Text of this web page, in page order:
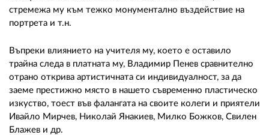
стремежа му към тежко монументално въздействие на
портрета и т.н.
Въпреки влиянието на учителя му, което е оставило
трайна следа в платната му, Владимир Пенев сравнително
отрано открива артистичната си индивидуалност, за да
заеме престижно място в нашето съвременно пластическо
изкуство, тоест във фалангата на своите колеги и приятели
Ивайло Мирчев, Николай Янакиев, Милко Божков, Свилен
Блажев и др.